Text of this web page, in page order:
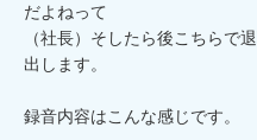
だよねって
（社長）そしたら後こちらで
出します。
録音内容はこんな感じです。